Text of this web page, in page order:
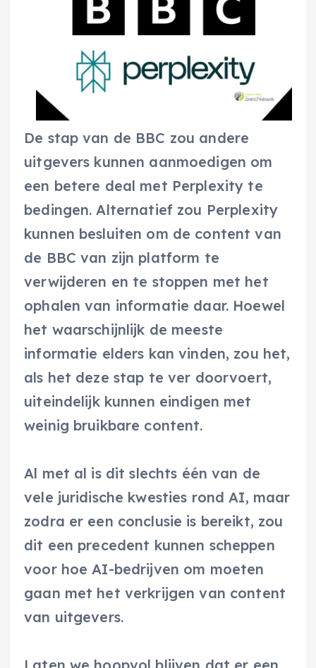
De stap van de BBC zou andere
uitgevers kunnen aanmoedigen om
een betere deal met Perplexity te
bedingen. Alternatief zou Perplexity
kunnen besluiten om de content van
de BBC van zijn platform te
verwijderen en te stoppen met het
ophalen van informatie daar. Hoewel
het waarschijnlijk de meeste
informatie elders kan vinden, zou het,
als het deze stap te ver doorvoert,
uiteindelijk kunnen eindigen met
weinig bruikbare content.
Al met al is dit slechts één van de
vele juridische kwesties rond AI, maar
zodra er een conclusie is bereikt, zou
dit een precedent kunnen scheppen
voor hoe AI-bedrijven om moeten
gaan met het verkrijgen van content
van uitgevers.